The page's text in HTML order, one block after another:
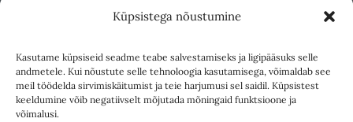
Küpsistega nõustumine
Kasutame küpsiseid seadme teabe salvestamiseks ja ligipääsuks selle
andmetele. Kui nõustute selle tehnoloogia kasutamisega, võimaldab see
meil töödelda sirvimiskäitumist ja teie harjumusi sel saidil. Küpsistest
keeldumine võib negatiivselt mõjutada mõningaid funktsioone ja
võimalusi.
Kultuurileht 1994-1997
Reede 1989-1990
Sirp ja Vasar 1940-1989